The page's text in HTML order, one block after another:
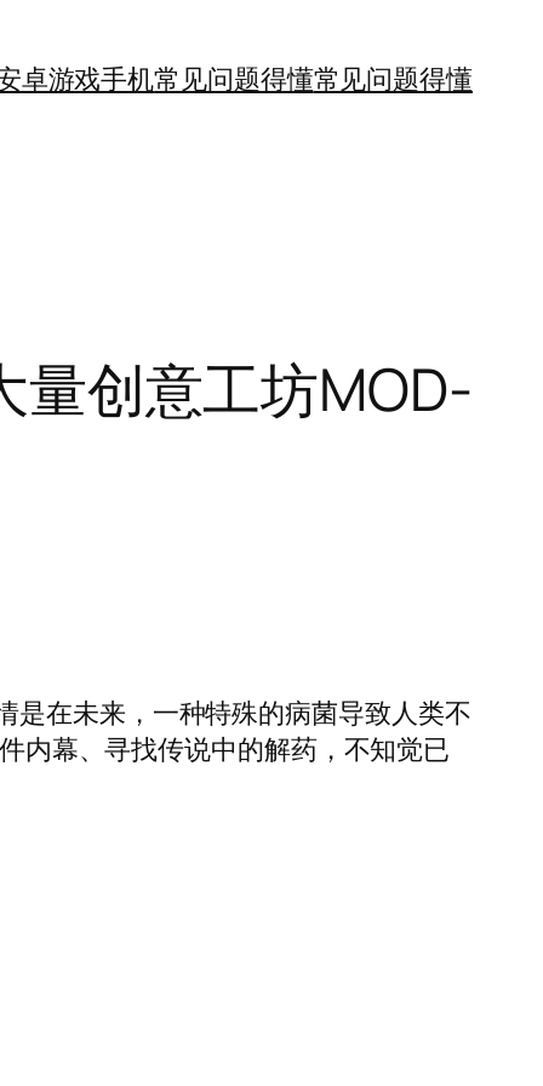
卓游戏手机常见问题得懂常见问题得懂
创意工坊MOD-
是在未来，一种特殊的病菌导致人类不
内幕、寻找传说中的解药，不知觉已